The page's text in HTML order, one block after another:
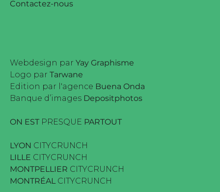
Contactez-nous
Webdesign par Yay Graphisme
Logo par Tarwane
Edition par l'agence Buena Onda
Banque d’images Depositphotos
ON EST PRESQUE PARTOUT
LYON CITYCRUNCH
LILLE CITYCRUNCH
MONTPELLIER CITYCRUNCH
MONTRÉALCITYCRUNCH